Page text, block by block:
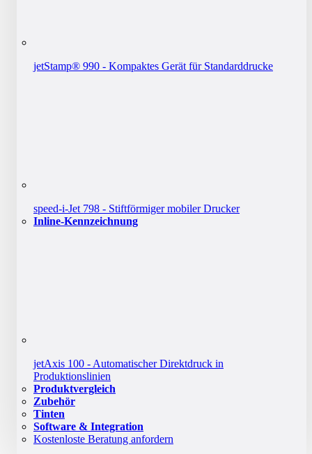
jetStamp® 990 - Kompaktes Gerät für Standarddrucke
speed-i-Jet 798 - Stiftförmiger mobiler Drucker
Inline-Kennzeichnung
jetAxis 100 - Automatischer Direktdruck in
Produktionslinien
Produktvergleich
Zubehör
Tinten
Software & Integration
Kostenloste Beratung anfordern